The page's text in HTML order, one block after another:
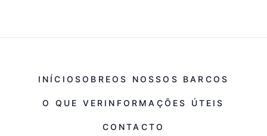
INÍCIO SOBREOS NOSSOS BARCOS
O QUE VER INFORMAÇÕES ÚTEIS
CONTACTO